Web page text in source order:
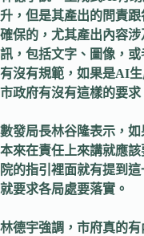
升，但是其產出的問責
確保的，尤其產出內容
訊，包括文字、圖像，
有沒有規範，如果是AI
市政府有沒有這樣的要求
數發局長林谷隆表示，
本來在責任上來講就應
院的指引裡面就有提到
就要求各局處要落實。
林德宇強調，市府真的